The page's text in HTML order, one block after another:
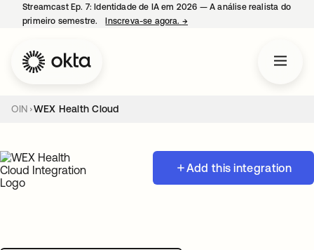
Streamcast Ep. 7: Identidade de IA em 2026 — A análise realista do
primeiro semestre.
Inscreva-se agora. →
OIN WEX Health Cloud
Add this integration